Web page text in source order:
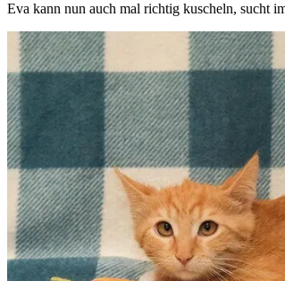
Eva kann nun auch mal richtig kuscheln, sucht